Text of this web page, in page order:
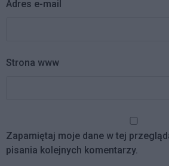
Adres e-mail
Strona www
Zapamiętaj moje dane w tej
pisania kolejnych komentarzy.